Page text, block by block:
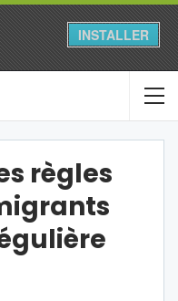
INSTALLER
règles